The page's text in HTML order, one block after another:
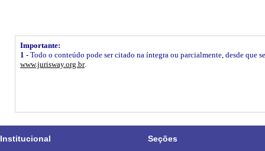
Importante:
1 - Todo o conteúdo pode ser citado na íntegra ou parcialmente, desde que
www.jurisway.org.br.
Institucional Seções